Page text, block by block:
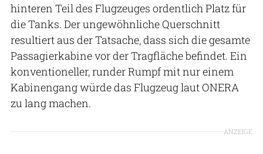
hinteren Teil des Flugzeuges ordentlich Platz für
die Tanks. Der ungewöhnliche Querschnitt
resultiert aus der Tatsache, dass sich die gesamte
Passagierkabine vor der Tragfläche befindet. Ein
konventioneller, runder Rumpf mit nur einem
Kabinengang würde das Flugzeug laut ONERA
zu lang machen.
ANZEIGE